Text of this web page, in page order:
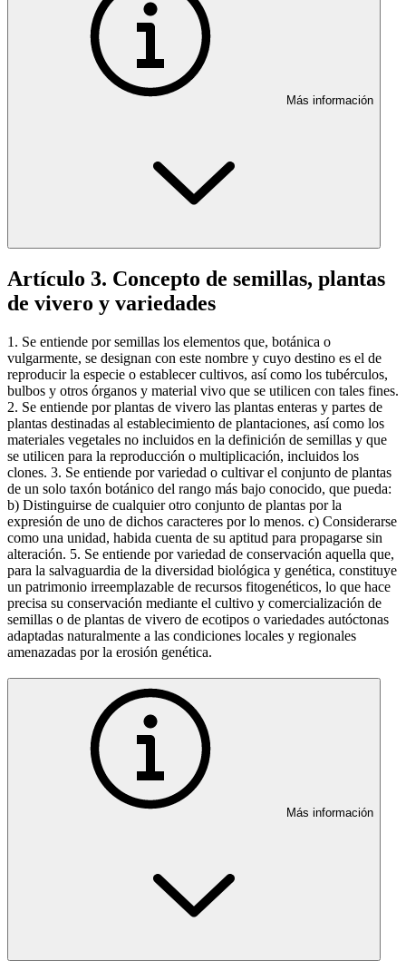
Más información
Artículo 3. Concepto de semillas, plantas
de vivero y variedades
1. Se entiende por semillas los elementos que, botánica o
vulgarmente, se designan con este nombre y cuyo destino es el de
reproducir la especie o establecer cultivos, así como los tubérculos,
bulbos y otros órganos y material vivo que se utilicen con tales fines.
2. Se entiende por plantas de vivero las plantas enteras y partes de
plantas destinadas al establecimiento de plantaciones, así como los
materiales vegetales no incluidos en la definición de semillas y que
se utilicen para la reproducción o multiplicación, incluidos los
clones. 3. Se entiende por variedad o cultivar el conjunto de plantas
de un solo taxón botánico del rango más bajo conocido, que pueda:
b) Distinguirse de cualquier otro conjunto de plantas por la
expresión de uno de dichos caracteres por lo menos. c) Considerarse
como una unidad, habida cuenta de su aptitud para propagarse sin
alteración. 5. Se entiende por variedad de conservación aquella que,
para la salvaguardia de la diversidad biológica y genética, constituye
un patrimonio irreemplazable de recursos fitogenéticos, lo que hace
precisa su conservación mediante el cultivo y comercialización de
semillas o de plantas de vivero de ecotipos o variedades autóctonas
adaptadas naturalmente a las condiciones locales y regionales
amenazadas por la erosión genética.
Más información